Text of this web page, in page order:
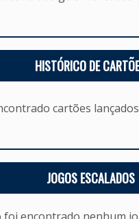
HISTÓRICO DE
cartões
JOGOS ESCALADOS